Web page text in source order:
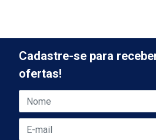
Cadastre-se para
ofertas!